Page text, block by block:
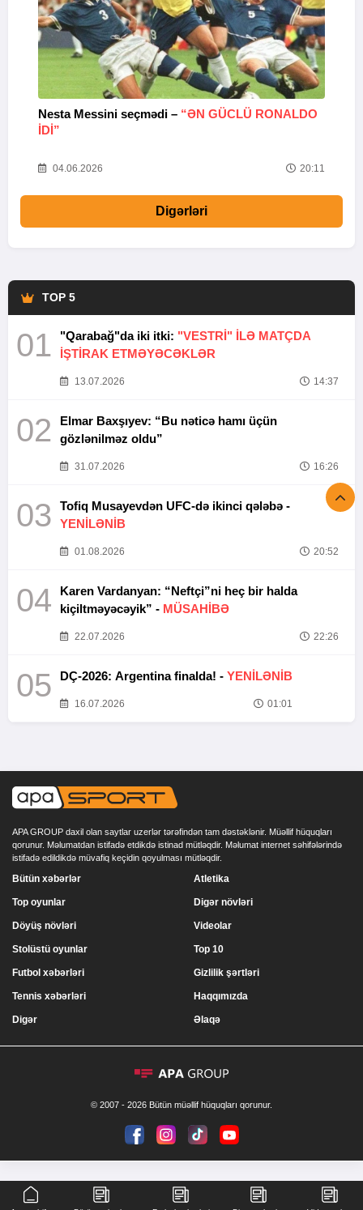
Nesta Messini seçmədi – “ƏN GÜCLÜ RONALDO
IDI”
04.06.2026 20:11
Digərləri
TOP 5
01 "Qarabağ"da iki itki: "VESTRİ" İLƏ MATÇDA
İŞTİRAK ETMƏYƏCƏKLƏR
13.07.2026 14:37
02
Elmar Baxşıyev: “Bu nəticə hamı üçün
gözlənilməz oldu”
31.07.2026 16:26
03
Tofiq Musayevdən UFC-də ikinci qələbə -
YENİLƏNİB
01.08.2026 20:52
04
Karen Vardanyan: “Neftçi”ni heç bir halda
kiçiltməyəcəyik” - MÜSAHİBƏ
22.07.2026 22:26
05 DÇ-2026: Argentina finalda! - YENİLƏNİB
16.07.2026 01:01
APA GROUP daxil olan saytlar uzerlər tərəfindən tam dəstəklənir. Müəllif hüquqları
qorunur. Məlumatdan istifadə etdikdə istinad mütləqdir. Məlumat internet səhifələrində
istifadə edildikdə müvafiq keçidin qoyulması mütləqdir.
Bütün xəbərlər
Top oyunlar
Döyüş növləri
Stolüstü oyunlar
Atletika
Digər növləri
Videolar
Top 10
Futbol xəbərləri
Tennis xəbərləri
Digər
Gizlilik şərtləri
Haqqımızda
Əlaqə
© 2007 - 2026 Bütün müəllif hüquqları qorunur.